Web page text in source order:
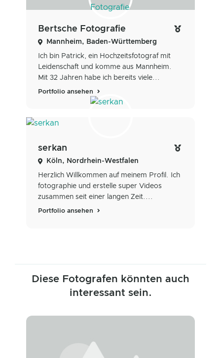
Bertsche Fotografie
Mannheim, Baden-Württemberg
Ich bin Patrick, ein Hochzeitsfotograf mit
Leidenschaft und komme aus Mannheim.
Mit 32 Jahren habe ich bereits viele...
Portfolio ansehen
serkan
Köln, Nordrhein-Westfalen
Herzlich Willkommen auf meinem Profil. Ich
fotographie und erstelle super Videos
zusammen seit einer langen Zeit....
Portfolio ansehen
Diese Fotografen könnten auch
interessant sein.